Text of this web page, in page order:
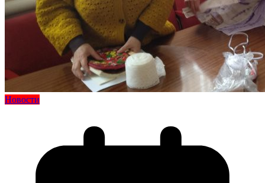
Новости